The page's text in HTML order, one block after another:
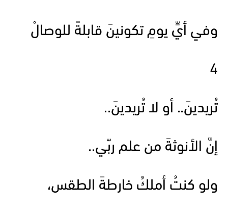
وفي أيِّ يومٍ تكونينَ قابلةً للوصالْ
4
تُريدينَ.. أو لا تُريدينَ..
إنَّ الأنوثةَ من علم ربّي..
ولو كنتُ أملكُ خارطةَ الطقس،